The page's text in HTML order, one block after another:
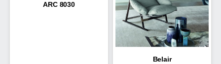
ARC 8030
Belair